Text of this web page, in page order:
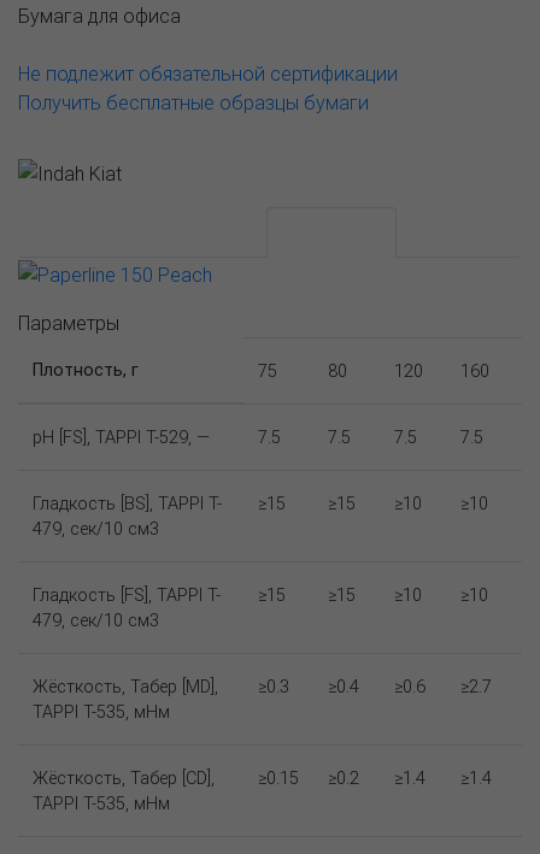
Бумага для офиса
Не подлежит обязательной сертификации
Получить бесплатные образцы бумаги
Параметры
Плотность, г 75 80 120 160
pH [FS], TAPPI T-529, — 7.5 7.5 7.5 7.5
Гладкость [BS], TAPPI T-
479, сек/10 см3
≥15 ≥15 ≥10 ≥10
Гладкость [FS], TAPPI T-
479, сек/10 см3
≥15 ≥15 ≥10 ≥10
Жёсткость, Табер [MD],
TAPPI T-535, мНм
≥0.3 ≥0.4 ≥0.6 ≥2.7
Жёсткость, Табер [CD],
TAPPI T-535, мНм
≥0.15 ≥0.2 ≥1.4 ≥1.4